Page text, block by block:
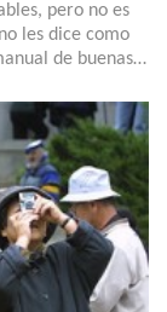
pero no es
les dice como
de buenas…